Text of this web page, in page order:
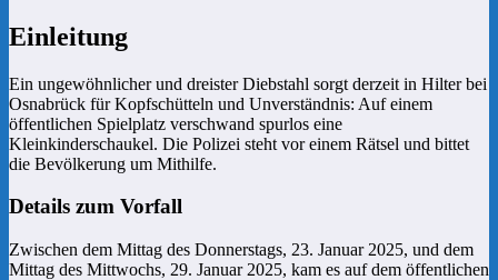
Einleitung
Ein ungewöhnlicher und dreister Diebstahl sorgt derzeit in Hilter bei
Osnabrück für Kopfschütteln und Unverständnis: Auf einem
öffentlichen Spielplatz verschwand spurlos eine
Kleinkinderschaukel. Die Polizei steht vor einem Rätsel und bittet
die Bevölkerung um Mithilfe.
Details zum Vorfall
Zwischen dem Mittag des Donnerstags, 23. Januar 2025, und dem
Mittag des Mittwochs, 29. Januar 2025, kam es auf dem öffentlichen